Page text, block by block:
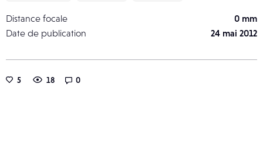
Distance focale
0 mm
Date de publication
24 mai 2012
5 18 0